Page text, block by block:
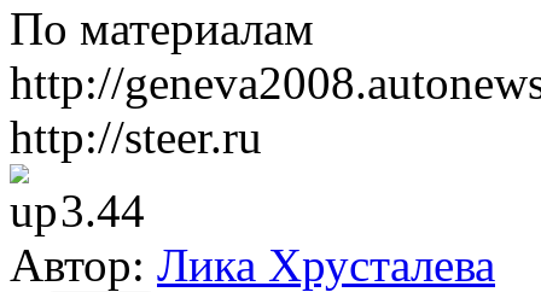
По материалам
http://
http://steer.ru
3.44
Автор: Лика Хрусталева